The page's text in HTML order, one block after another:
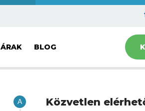
ÁRAK BLOG
Közvetlen